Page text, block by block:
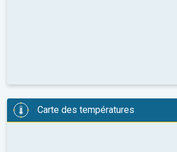
Carte des températures